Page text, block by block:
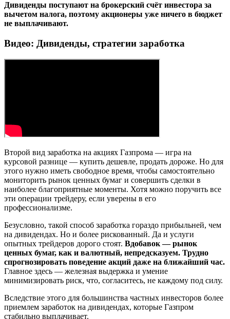
Дивиденды поступают на брокерский счёт инвестора за
вычетом налога, поэтому акционеры уже ничего в бюджет
не выплачивают.
Видео: Дивиденды, стратегии заработка
Второй вид заработка на акциях Газпрома — игра на
курсовой разнице — купить дешевле, продать дороже. Но для
этого нужно иметь свободное время, чтобы самостоятельно
мониторить рынок ценных бумаг и совершить сделки в
наиболее благоприятные моменты. Хотя можно поручить все
эти операции трейдеру, если уверены в его
профессионализме.
Безусловно, такой способ заработка гораздо прибыльней, чем
на дивидендах. Но и более рискованный. Да и услуги
опытных трейдеров дорого стоят. Вдобавок — рынок
ценных бумаг, как и валютный, непредсказуем. Трудно
спрогнозировать поведение акций даже на ближайший час.
Главное здесь — железная выдержка и умение
минимизировать риск, что, согласитесь, не каждому под силу.
Вследствие этого для большинства частных инвесторов более
приемлем заработок на дивидендах, которые Газпром
стабильно выплачивает.